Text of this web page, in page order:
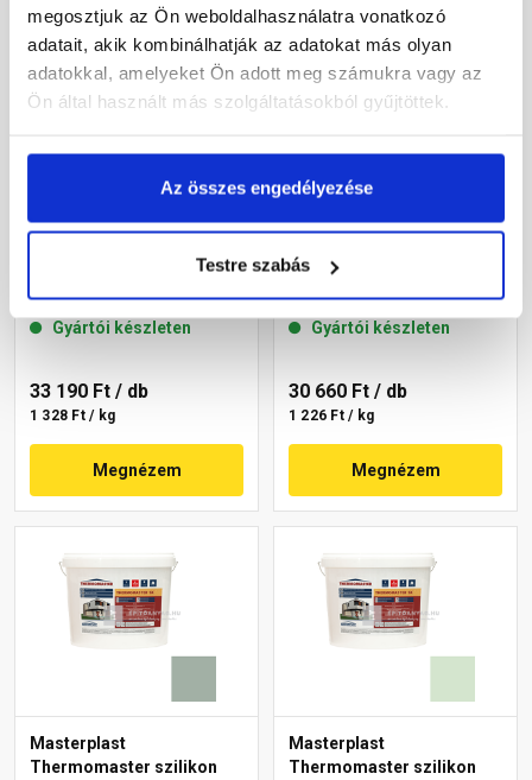
megosztjuk az Ön weboldalhasználatra vonatkozó
adatait, akik kombinálhatják az adatokat más olyan
adatokkal, amelyeket Ön adott meg számukra vagy az
Ön által használt más szolgáltatásokból gyűjtöttek.
Az összes engedélyezése
Testre szabás
Masterplast
Thermomaster szilikon
Gyártói készleten
33 190 Ft / db
1 328 Ft / kg
Megnézem
Masterplast
Thermomaster szilikon
Gyártói készleten
30 660 Ft / db
1 226 Ft / kg
Megnézem
Masterplast
Thermomaster szilikon
Masterplast
Thermomaster szilikon